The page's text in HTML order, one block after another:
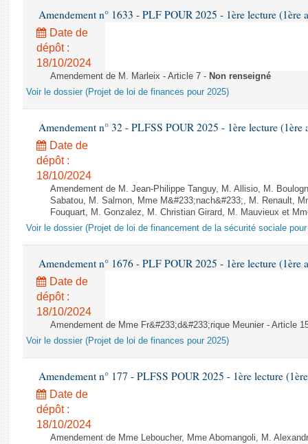
Comptes rendus des débats
Amendement n° 1633 - PLF POUR 2025 - 1ère lecture (1ère
Date de
dépôt :
18/10/2024
Amendement de M. Marleix - Article 7 - Non renseigné
Voir le dossier (Projet de loi de finances pour 2025)
Amendement n° 32 - PLFSS POUR 2025 - 1ère lecture (1ère
Date de
dépôt :
18/10/2024
Amendement de M. Jean-Philippe Tanguy, M. Allisio, M.
Sabatou, M. Salmon, Mme M&#233;nach&#233;, M. Renault,
Fouquart, M. Gonzalez, M. Christian Girard, M. Mauvieux et
Voir le dossier (Projet de loi de financement de la sécurité sociale pour
Amendement n° 1676 - PLF POUR 2025 - 1ère lecture (1ère
Date de
dépôt :
18/10/2024
Amendement de Mme Fr&#233;d&#233;rique Meunier - Article
Voir le dossier (Projet de loi de finances pour 2025)
Amendement n° 177 - PLFSS POUR 2025 - 1ère lecture
Date de
dépôt :
18/10/2024
Amendement de Mme Leboucher, Mme Abomangoli, M.